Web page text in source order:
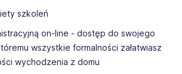
szkoleń
on-line - dostęp do swojego
wszystkie formalności załatwiasz
wychodzenia z domu